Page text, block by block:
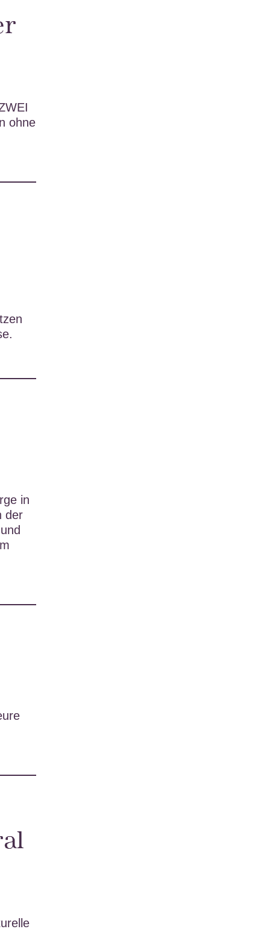
ohne
in
der